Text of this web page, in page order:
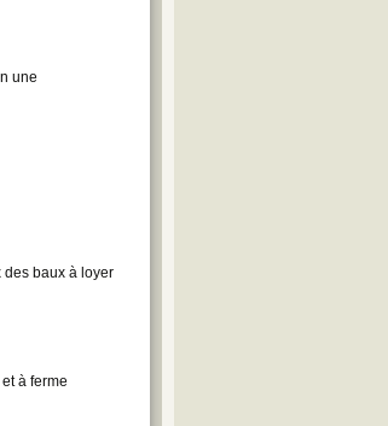
une
des baux à loyer
à ferme